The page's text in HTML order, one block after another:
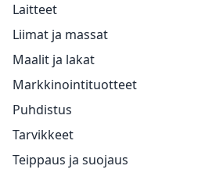
Laitteet
Liimat ja massat
Maalit ja lakat
Markkinointituotteet
Puhdistus
Tarvikkeet
Teippaus ja suojaus